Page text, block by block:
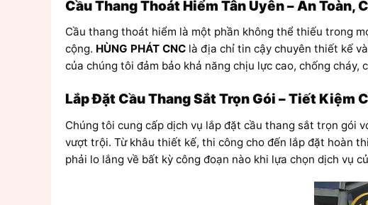
Cầu Thang Thoát Hiểm Tân Uyên – An Toàn,
Cầu thang thoát hiểm là một phần không thể thiếu trong
cộng. HÙNG PHÁT CNC là địa chỉ tin cậy chuyên thiết kế
của chúng tôi đảm bảo khả năng chịu lực cao, chống
Lắp Đặt Cầu Thang Sắt Trọn Gói – Tiết Kiệm
Chúng tôi cung cấp dịch vụ lắp đặt cầu thang sắt trọn gói
vượt trội. Từ khâu thiết kế, thi công cho đến lắp đặt hoàn
phải lo lắng về bất kỳ công đoạn nào khi lựa chọn dịch vụ